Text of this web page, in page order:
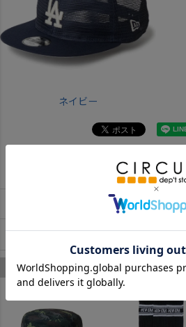
ネイビー
商品についてのお問い合わせ
ニューエラキッズ のあなたへのおすすめ
2